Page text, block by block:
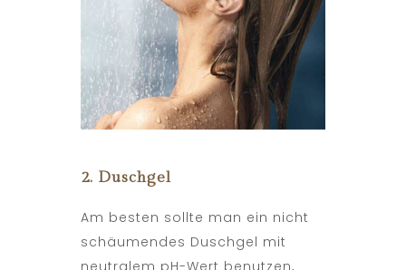
2. Duschgel
Am besten sollte man ein nicht
schäumendes Duschgel mit
neutralem pH-Wert benutzen,